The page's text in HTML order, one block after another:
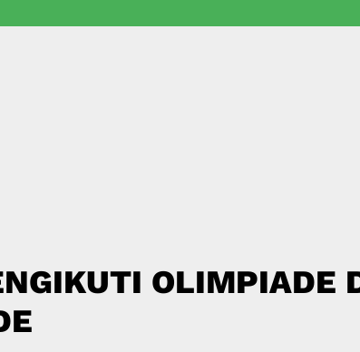
OLIMPIADE